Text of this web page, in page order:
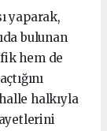
yaparak,
bulunan
hem de
halkıyla